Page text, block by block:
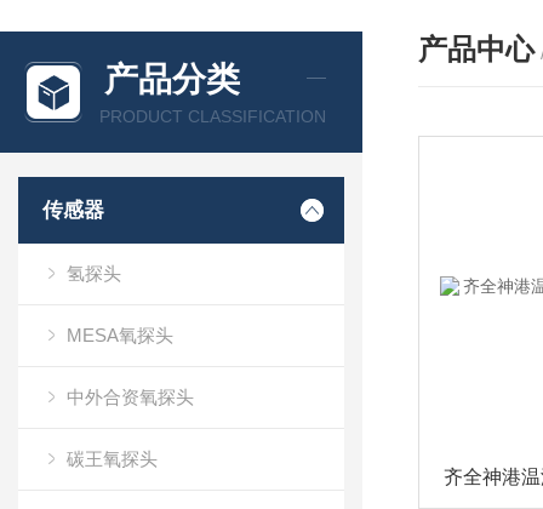
产品分类
PRODUCT CLASSIFICATION
传感器
氢探头
MESA氧探头
中外合资氧探头
碳王氧探头
产品中心